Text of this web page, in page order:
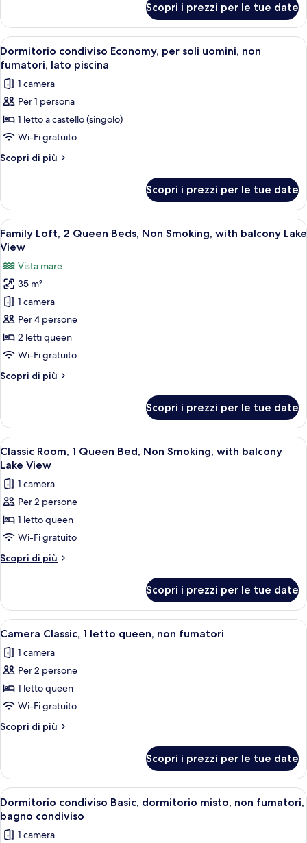
donne,
non
fumatori,
lato
piscina
condiviso
Economy,
per
sole
non
fumatori,
piscina
Scopri i prezzi per le tue date
Apri
tutte
le
foto
per
Dormitorio
condiviso
Economy,
uomini,
non
fumatori,
lato
piscina
Una stanza piccola con un letto
7
Dormitorio condiviso Economy, per soli uomini, non
fumatori, lato piscina
1 camera
Per 1 persona
1 letto a castello (singolo)
Wi-Fi gratuito
Scopri di più
Altri
condiviso
Economy,
per
soli
non
fumatori,
lato
piscina
Scopri i prezzi per le tue date
Apri
tutte
foto
per
Family
Loft,
2
Queen
Non
balcony
Lake
View
Una camera da letto moderna con
8
Family Loft, 2 Queen Beds, Non Smoking, with balcony Lake
View
Vista mare
35 m²
1 camera
Per 4 persone
2 letti queen
Wi-Fi gratuito
Scopri di più
Altri
Loft,
Queen
Beds,
Smoking,
with
Lake
View
Scopri i prezzi per le tue date
Apri
tutte
le
foto
per
Classic
Room,
1
Non
Smoking,
with
balcony
Lake
View
Una camera da letto moderna con
6
Classic Room, 1 Queen Bed, Non Smoking, with balcony
Lake View
1 camera
Per 2 persone
1 letto queen
Wi-Fi gratuito
Scopri di più
Altri
Room,
Queen
Non
Smoking,
balcony
Lake
Scopri i prezzi per le tue date
Apri
tutte
le
foto
per
Camera
Classic,
1
queen,
non
fumatori
Una camera da letto moderna con
6
Camera Classic, 1 letto queen, non fumatori
1 camera
Per 2 persone
1 letto queen
Wi-Fi gratuito
Scopri di più
Altri
Classic,
letto
queen,
non
fumatori
Scopri i prezzi per le tue date
Apri
tutte
le
Una fila di letti a castello con vani
6
Dormitorio condiviso Basic, dormitorio misto, non fumatori,
bagno condiviso
1 camera